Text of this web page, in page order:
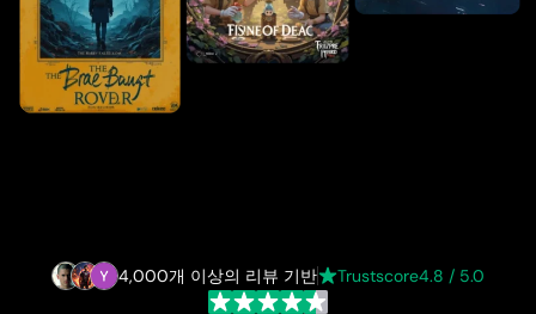
4,000개 이상의 리뷰 기반 Trustscore4.8 / 5.0